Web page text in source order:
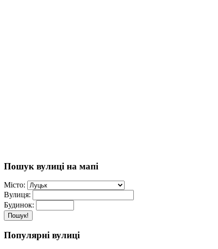
Пошук вулиці на мапі
Місто:
Вулиця:
Будинок:
Пошук!
Популярні вулиці